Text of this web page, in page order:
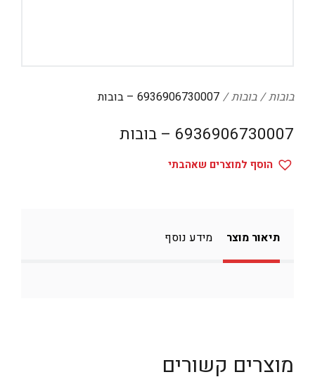
טיפוח
מסיבות וימי הולדת
בובות בובות 6936906730007 – בובות
6936906730007 – בובות
הוסף למוצרים שאהבתי
תיאור מוצר מידע נוסף
מוצרים קשורים